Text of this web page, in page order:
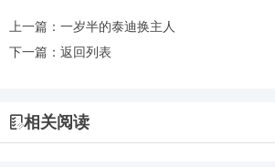
上一篇： 一岁半的泰迪换主人
下一篇： 返回列表
相关阅读